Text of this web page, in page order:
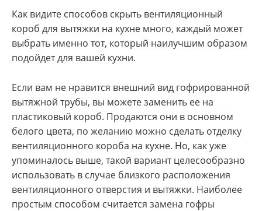
Как видите способов скрыть вентиляционный
короб для вытяжки на кухне много, каждый может
выбрать именно тот, который наилучшим образом
подойдет для вашей кухни.
Если вам не нравится внешний вид гофрированной
вытяжной трубы, вы можете заменить ее на
пластиковый короб. Продаются они в основном
белого цвета, по желанию можно сделать отделку
вентиляционного короба на кухне. Но, как уже
упоминалось выше, такой вариант целесообразно
использовать в случае близкого расположения
вентиляционного отверстия и вытяжки. Наиболее
простым способом считается замена гофры